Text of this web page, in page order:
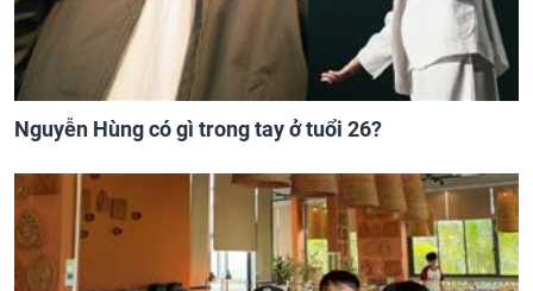
Nguyễn Hùng có gì trong tay ở tuổi 26?